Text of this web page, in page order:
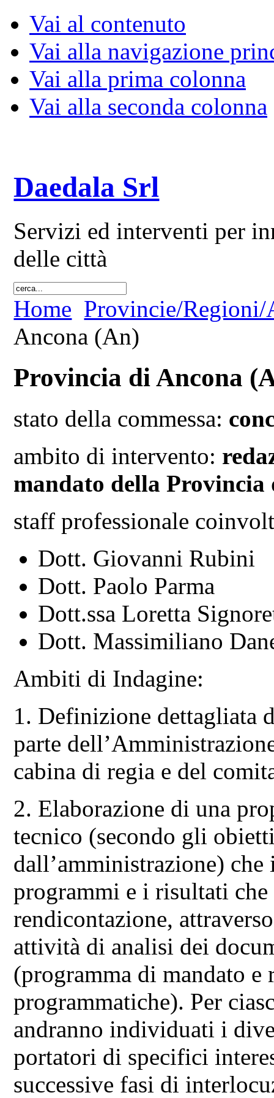
Vai al contenuto
Vai alla navigazione
Vai alla prima colonna
Vai alla seconda colonna
Daedala Srl
Servizi ed interventi per
delle città
Home Provincie/
Ancona (An)
Provincia di Ancona
stato della commessa:
ambito di intervento:
mandato della Provincia
staff professionale
Dott. Giovanni Rubini
Dott. Paolo Parma
Dott.ssa Loretta
Dott. Massimiliano
Ambiti di Indagine:
1. Definizione dettagliata
parte
cabina di regia e del
2. Elaborazione di una
tecnico (secondo gli
dall’amministrazione)
programmi e i risultati
rendicontazione,
attività di analisi dei
(programma di mandato
programmatiche). Per
andranno individuati i
portatori di specifici
successive fasi di